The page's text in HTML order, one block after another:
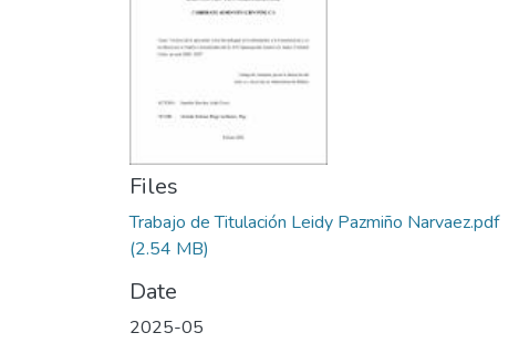
Files
Trabajo de Titulación Leidy Pazmiño Narvaez.pdf
(2.54 MB)
Date
2025-05